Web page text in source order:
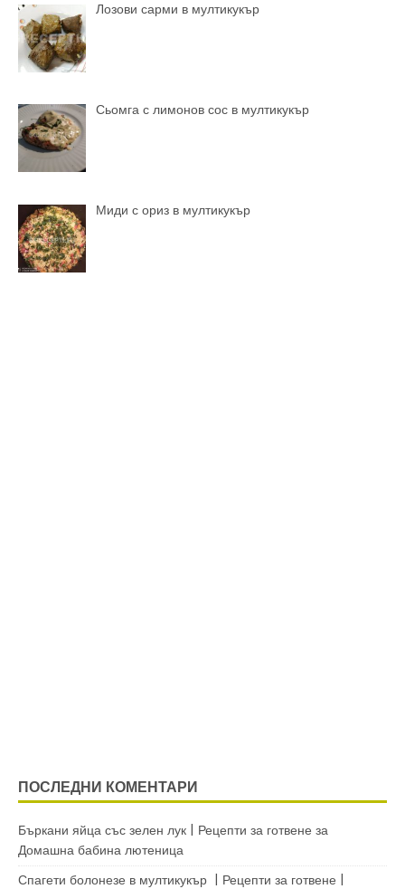
Лозови сарми в мултикукър
Сьомга с лимонов сос в мултикукър
Миди с ориз в мултикукър
ПОСЛЕДНИ КОМЕНТАРИ
Бъркани яйца със зелен лук | Рецепти за готвене за
Домашна бабина лютеница
Спагети болонезе в мултикукър | Рецепти за готвене |